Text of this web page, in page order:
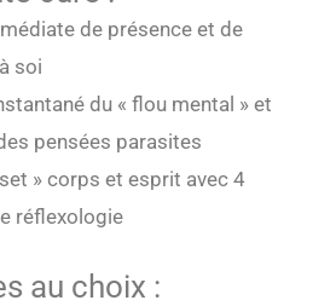
de présence et de
soi
du « flou mental » et
pensées parasites
» corps et esprit avec 4
réflexologie
au choix :